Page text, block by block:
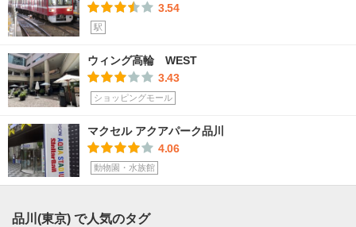
3.54
駅
ウィング高輪 WEST
3.43
ショッピングモール
マクセル アクアパーク品川
4.06
動物園・水族館
品川(東京) で人気のタグ